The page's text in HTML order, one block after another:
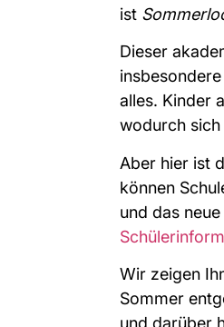
ist
Dieser
alles. Kinder
wodurch
Aber hier ist
können
und das
Wir zeigen
Sommer
und darüber